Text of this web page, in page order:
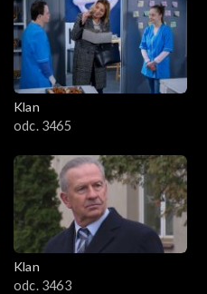
Klan
odc. 3465
Klan
odc. 3463